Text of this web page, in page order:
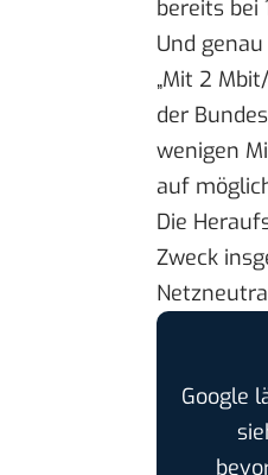
bereits bei
Und
„Mit 2
der
wenigen
auf
Die
Zweck
Google